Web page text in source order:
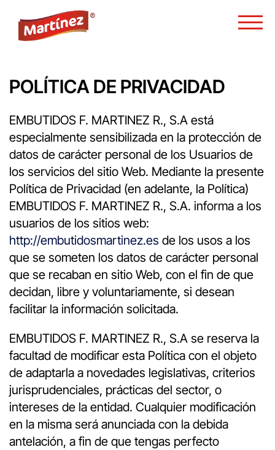
POLÍTICA DE PRIVACIDAD
EMBUTIDOS F. MARTINEZ R., S.A está
especialmente sensibilizada en la protección de
datos de carácter personal de los Usuarios de
los servicios del sitio Web. Mediante la presente
Política de Privacidad (en adelante, la Política)
EMBUTIDOS F. MARTINEZ R., S.A. informa a los
usuarios de los sitios web:
http://embutidosmartinez.es de los usos a los
que se someten los datos de carácter personal
que se recaban en sitio Web, con el fin de que
decidan, libre y voluntariamente, si desean
facilitar la información solicitada.
EMBUTIDOS F. MARTINEZ R., S.A se reserva la
facultad de modificar esta Política con el objeto
de adaptarla a novedades legislativas, criterios
jurisprudenciales, prácticas del sector, o
intereses de la entidad. Cualquier modificación
en la misma será anunciada con la debida
antelación, a fin de que tengas perfecto